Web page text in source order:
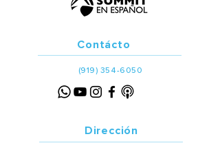
Contácto
(919) 354-6050
Dirección